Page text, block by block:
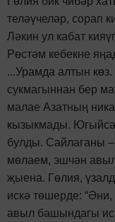
теләүчеләр, сорап
Ләкин ул кабат
Рөстәм кебекне
...Урамда алтын
сукмагыннан бер
малае Азатның
кызыкмады.
булды. Сайлаганы
мөлаем, эшчән
җыена. Гөлия,
искә төшерде:
авыл башындагы